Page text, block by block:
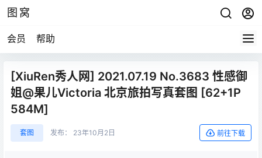
图窝
会员 帮助
[XiuRen秀人网] 2021.07.19 No.3683 性感御
姐@果儿Victoria 北京旅拍写真套图 [62+1P
584M]
套图 发布： 23年10月2日 前往下载